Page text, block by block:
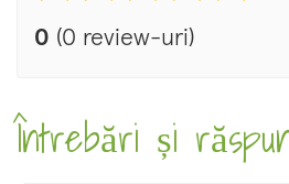
0 (0 review-uri)
Întrebări și